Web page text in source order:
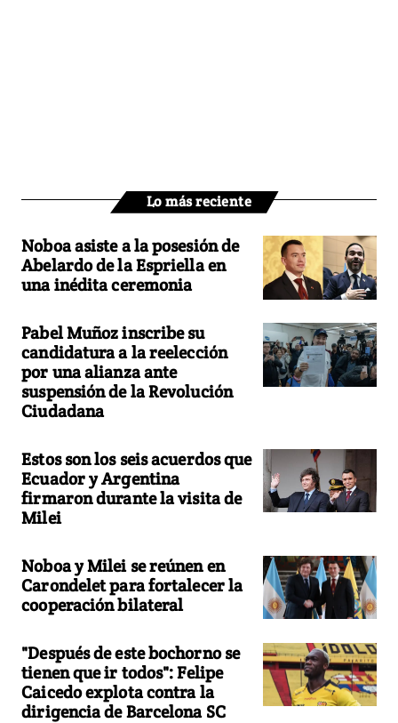
Lo más reciente
Noboa asiste a la posesión de
Abelardo de la Espriella en
una inédita ceremonia
Pabel Muñoz inscribe su
candidatura a la reelección
por una alianza ante
suspensión de la Revolución
Ciudadana
Estos son los seis acuerdos que
Ecuador y Argentina
firmaron durante la visita de
Milei
Noboa y Milei se reúnen en
Carondelet para fortalecer la
cooperación bilateral
"Después de este bochorno se
tienen que ir todos": Felipe
Caicedo explota contra la
dirigencia de Barcelona SC